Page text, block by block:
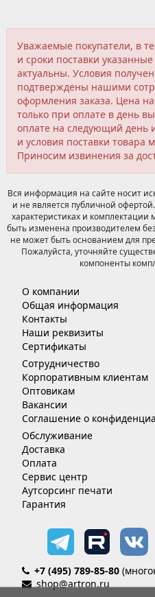
Уважаемые покупатели, в
и сроки поставки
актуальны. Условия
подтверждены нашими
оформления заказа. Цена
только при оплате в день
оплате на следующий день
и условия поставки товара
Приносим извинения за
Вся информация на сайте носит
и не является публичной
характеристиках и
быть изменена производителем
не может быть основанием для
Пожалуйста, уточняйте
компоненты
О компании
Общая информация
Контакты
Наши реквизиты
Сертификаты
Сотрудничество
Корпоративным клиентам
Оптовикам
Вакансии
Соглашение о
Обслуживание
Доставка
Оплата
Сервис центр
Аутсорсинг печати
Гарантия
+7 (495) 789-85-80
shop@artron.ru